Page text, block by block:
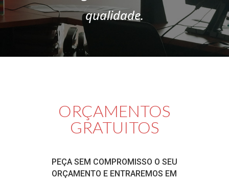
qualidade.
ORÇAMENTOS
GRATUITOS
PEÇA SEM COMPROMISSO O SEU
ORÇAMENTO E ENTRAREMOS EM